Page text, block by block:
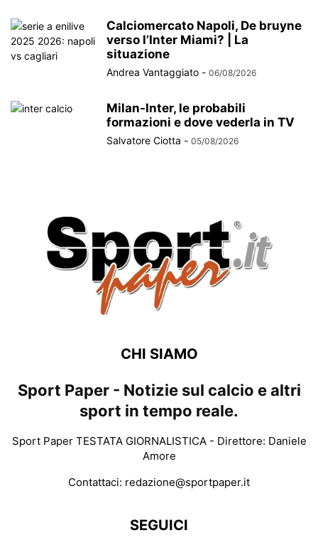
Calciomercato Napoli, De bruyne
verso l’Inter Miami? | La
situazione
Andrea Vantaggiato - 06/08/2026
Milan-Inter, le probabili
formazioni e dove vederla in TV
Salvatore Ciotta - 05/08/2026
CHI SIAMO
Sport Paper - Notizie sul calcio e altri
sport in tempo reale.
Sport Paper TESTATA GIORNALISTICA - Direttore: Daniele
Amore
Contattaci: redazione@sportpaper.it
SEGUICI